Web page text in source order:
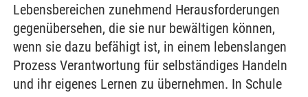
Lebensbereichen zunehmend Herausforderungen
gegenübersehen, die sie nur bewältigen können,
wenn sie dazu befähigt ist, in einem lebenslangen
Prozess Verantwortung für selbständiges Handeln
und ihr eigenes Lernen zu übernehmen. In Schule